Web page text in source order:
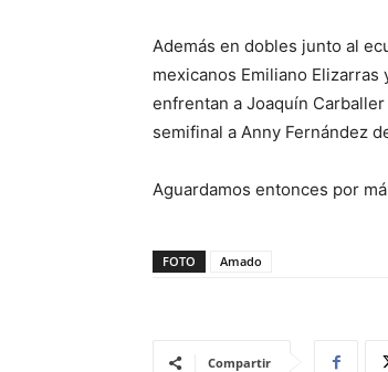
Además en dobles junto al
mexicanos Emiliano
enfrentan a Joaquín
semifinal a Anny Fernández
Aguardamos entonces por
FOTO Amado
Compartir